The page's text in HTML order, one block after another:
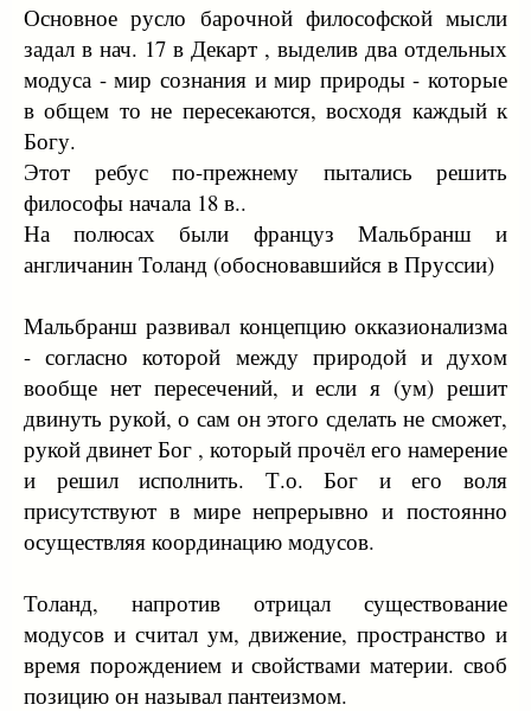
Основное русло барочной философской мысли
задал в нач. 17 в Декарт , выделив два отдельных
модуса - мир сознания и мир природы - которые
в общем то не пересекаются, восходя каждый к
Богу.
Этот ребус по-прежнему пытались решить
философы начала 18 в..
На полюсах были француз Мальбранш и
англичанин Толанд (обосновавшийся в Пруссии)
Мальбранш развивал концепцию окказионализма
- согласно которой между природой и духом
вообще нет пересечений, и если я (ум) решит
двинуть рукой, о сам он этого сделать не сможет,
рукой двинет Бог , который прочёл его намерение
и решил исполнить. Т.о. Бог и его воля
присутствуют в мире непрерывно и постоянно
осуществляя координацию модусов.
Толанд, напротив отрицал существование
модусов и считал ум, движение, пространство и
время порождением и свойствами материи. своб
позицию он называл пантеизмом.